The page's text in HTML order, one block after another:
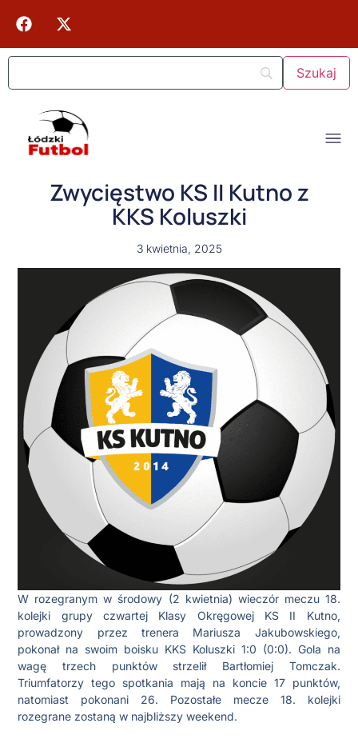
Zwycięstwo KS II Kutno z
KKS Koluszki
3 kwietnia, 2025
W rozegranym w środowy (2 kwietnia) wieczór meczu 18.
kolejki grupy czwartej Klasy Okręgowej KS II Kutno,
prowadzony przez trenera Mariusza Jakubowskiego,
pokonał na swoim boisku KKS Koluszki 1:0 (0:0). Gola na
wagę trzech punktów strzelił Bartłomiej Tomczak.
Triumfatorzy tego spotkania mają na koncie 17 punktów,
natomiast pokonani 26. Pozostałe mecze 18. kolejki
rozegrane zostaną w najbliższy weekend.